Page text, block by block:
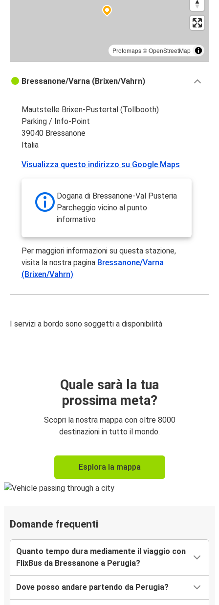
Protomaps©OpenStreetMap
Bressanone/Varna (Brixen/Vahrn)
Mautstelle Brixen-Pustertal (Tollbooth)
Parking / Info-Point
39040 Bressanone
Italia
Visualizza questo indirizzo su Google Maps
Dogana di Bressanone-Val Pusteria
Parcheggio vicino al punto
informativo
Per maggiori informazioni su questa stazione,
visita la nostra pagina Bressanone/Varna
(Brixen/Vahrn)
I servizi a bordo sono soggetti a disponibilità
Quale sarà la tua
prossima meta?
Scopri la nostra mappa con oltre 8000
destinazioni in tutto il mondo.
Esplora la mappa
Domande frequenti
Quanto tempo dura mediamente il viaggio con
FlixBus da Bressanone a Perugia?
Dove posso andare partendo da Perugia?